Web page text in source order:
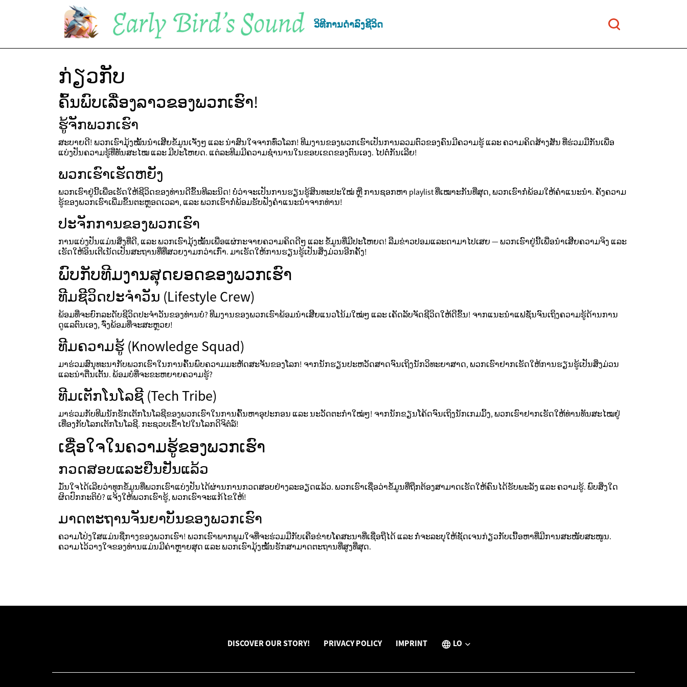
ວິທີການດຳລົງຊີວິດ
ກ່ຽວກັບ
ຄົ້ນພົບເລື່ອງລາວຂອງພວກເຮົາ!
ຮູ້ຈັກພວກເຮົາ
ສະບາຍດີ! ພວກເຮົາມຸ້ງໝັ້ນນຳເສີີຍຂໍ້ມູນເຈັ່ງໆ ແລະ ນ່າສົນໃຈຈາກທົ່ວໂລກ! ທີມງານຂອງພວກເຮົາເປັນການລວມຕົວຂອງຄົນມີຄວາມຮູ້ ແລະ ຄວາມຄິດສ້າງສັນ ທີ່ຮ່ວມມືກັນເພື່ອ
ແບ່ງປັນຄວາມຮູ້ທີ່ທັນສະໄໝ ແລະ ມີປະໂຫຍດ. ແຕ່ລະທີມມີຄວາມຊໍານານໃນຂອບເຂດຂອງຕົນເອງ. ໄປຕໍ່ກັນເລີຍ!
ພວກເຮົາເຮັດຫຍັງ
ພວກເຮົາຢູ່ນີ້ເພື່ອເຮັດໃຫ້ຊີວິດຂອງທ່ານດີຂຶ້ນທີລະນິດ! ບໍ່ວ່າຈະເປັນການຮຽນຮູ້ສິນທະປະໃໝ່ ຫຼື ການຊອກຫາ playlist ທີ່ເໝາະກັນທີ່ສຸດ, ພວກເຮົາກໍ່ພ້ອມໃຫ້ຄໍາແນະນໍາ. ຄັງຄວາມ
ຮູ້ຂອງພວກເຮົາເພີ່ມຂຶ້ນຕະຫຼອດເວລາ, ແລະ ພວກເຮົາກໍ່ພ້ອມຮັບຟັງຄໍາແນະນໍາຈາກທ່ານ!
ປະຈັກການຂອງພວກເຮົາ
ການແບ່ງປັນແມ່ນສິ່ງທີ່ດີ, ແລະ ພວກເຮົາມຸ້ງໝັ້ນເພື່ອແຜ່ກະຈາຍຄວາມຄິດດີໆ ແລະ ຂໍ້ມູນທີ່ມີປະໂຫຍດ! ລືມຂ່າວປອມແລະດາມາໄປເສຍ — ພວກເຮົາຢູ່ນີ້ເພື່ອນຳເສີີຍຄວາມຈິງ ແລະ
ເຮັດໃຫ້ອິນເຕີເນັດເປັນສະຖານທີ່ທີ່ສວຍງາມກວ່າເກົ່າ. ມາເຮັດໃຫ້ການຮຽນຮູ້ເປັນສິ່ງມ່ວນອີກຄັ້ງ!
ພົບກັບທີມງານສຸດຍອດຂອງພວກເຮົາ
ທີມຊີວິດປະຈໍາວັນ (Lifestyle Crew)
ພ້ອມທີ່ຈະຍົກລະດັບຊີວິດປະຈໍາວັນຂອງທ່ານບໍ? ທີມງານຂອງພວກເຮົາພ້ອມນຳເສີີຍແນວໂນ້ມໃໝ່ໆ ແລະ ເຄັດລັບຈັດຊີວິດໃຫ້ດີຂຶ້ນ! ຈາກແນະນໍາແຟຊັ່ນຈົນເຖິງຄວາມຮູ້ດ້ານການ
ດູແລຕົນເອງ, ຈົ່ງພ້ອມທີ່ຈະສະຫຼວຍ!
ທີມຄວາມຮູ້ (Knowledge Squad)
ມາຮ່ວມສົນຸທະນາກັບພວກເຮົາໃນການຄົ້ນພົບຄວາມມະຫັດສະຈັນຂອງໂລກ! ຈາກນັກຮຽນປະຫວັດສາດຈົນເຖິງນັກວິທະຍາສາດ, ພວກເຮົາຢາກເຮັດໃຫ້ການຮຽນຮູ້ເປັນສິ່ງມ່ວນ
ແລະນ່າຕື່ນເຕັ້ນ. ພ້ອມບໍທີ່ຈະຂະຫຍາຍຄວາມຮູ້?
ທີມເຕັກໂນໂລຊີ (Tech Tribe)
ມາຮ່ວມກັບທີມນັກຮັກເຕັກໂນໂລຊີຂອງພວກເຮົາໃນການຄົ້ນຫາອຸປະກອນ ແລະ ນະວັດຕະກໍາໃໝ່ໆ! ຈາກນັກຂຽນໂຄ້ດຈົນເຖິງນັກເກມມິ້ງ, ພວກເຮົາຢາກເຮັດໃຫ້ທ່ານທັນສະໄໝຢູ່
ເທື່ອງກັບໂລກເຕັກໂນໂລຊີ. ກະຊວບເຂົ້າໄປໃນໂລກດິຈິຕໍລ໌!
ເຊື່ອໃຈໃນຄວາມຮູ້ຂອງພວກເຮົາ
ກວດສອບແລະຢືນຢັນແລ້ວ
ມັ່ນໃຈໄດ້ເລີຍວ່າທຸກຂໍ້ມູນທີ່ພວກເຮົາແບ່ງປັນໄດ້ຜ່ານການກວດສອບຢ່າງລະອຽດແລ້ວ. ພວກເຮົາເຊື່ອວ່າຂໍ້ມູນທີ່ຖືກຕ້ອງສາມາດເຮັດໃຫ້ຄົນໄດ້ຮັບພະລັງ ແລະ ຄວາມຮູ້. ພົບສິ່ງໃດ
ຜິດປົກກະຕິບໍ? ແຈ້ງໃຫ້ພວກເຮົາຮູ້, ພວກເຮົາຈະແກ້ໄຂໃຫ້!
ມາດຕະຖານຈັນຍາບັນຂອງພວກເຮົາ
ຄວາມໂປ່ງໃສແມ່ນຊື່ກາງຂອງພວກເຮົາ! ພວກເຮົາພາກພູມໃຈທີ່ຈະຮ່ວມມືກັບເຄືອຂ່າຍໂຄສະນາທີ່ເຊື່ອຖືໄດ້ ແລະ ກໍ່ຈະລະບຸໃຫ້ຊັດເຈນກ່ຽວກັບເນື້ອຫາທີ່ມີການສະໜັບສະໜູນ.
ຄວາມໄວ້ວາງໃຈຂອງທ່ານແມ່ນມີຄ່າຫຼາຍສຸດ ແລະ ພວກເຮົາມຸ້ງໝັ້ນຮັກສາມາດຕະຖານທີ່ສູງທີ່ສຸດ.
DISCOVER OUR STORY! PRIVACY POLICY IMPRINT LO